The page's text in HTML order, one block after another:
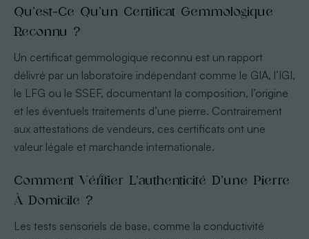
Qu’est-Ce Qu’un Certificat Gemmologique
Reconnu ?
Un certificat gemmologique reconnu est un rapport
délivré par un laboratoire indépendant comme le GIA, l’IGI,
le LFG ou le SSEF, documentant la composition, l’origine
et les éventuels traitements d’une pierre. Contrairement
aux attestations de vendeurs, ces certificats ont une
valeur légale et marchande internationale.
Comment Vérifier L’authenticité D’une Pierre
À Domicile ?
Les tests sensoriels de base, comme la conductivité